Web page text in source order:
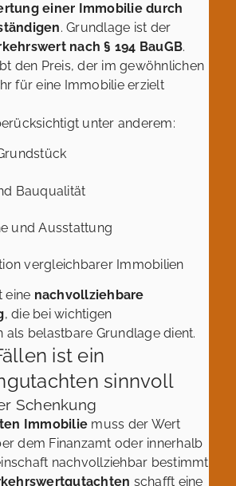
einer Immobilie durch
. Grundlage ist der
nach § 194 BauGB.
den Preis, der im gewöhnlichen
für eine Immobilie erzielt
unter anderem:
Bauqualität
und Ausstattung
vergleichbarer Immobilien
eine nachvollziehbare
, die bei wichtigen
als belastbare Grundlage dient.
ist ein
sinnvoll
Schenkung
Immobilie muss der Wert
dem Finanzamt oder innerhalb
nachvollziehbar bestimmt
schafft eine